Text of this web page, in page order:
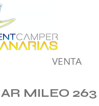
VENTA
MILEO